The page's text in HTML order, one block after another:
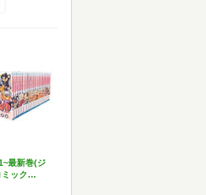
最新巻(ジ
ミック…